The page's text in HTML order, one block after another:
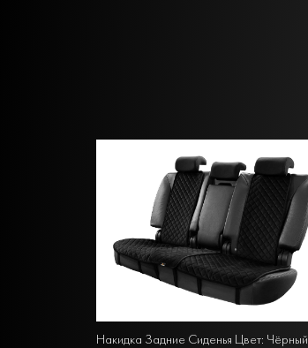
Накидка Задние Сиденья Цвет: Чёрный